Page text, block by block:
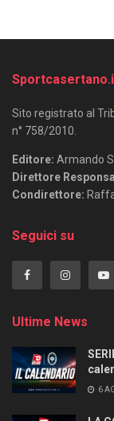
Sito registrato al
n° 758/2010.
Editore: Armando
Direttore
Condirettore:
Seguici su
Ultime News
6